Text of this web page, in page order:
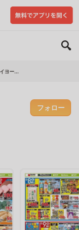
ヨー...
フォロー